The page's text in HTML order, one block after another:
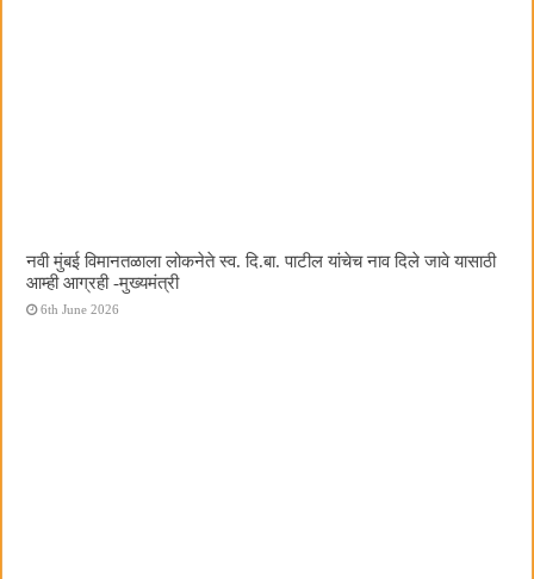
नवी मुंबई विमानतळाला लोकनेते स्व. दि.बा. पाटील यांचेच नाव दिले जावे यासाठी
आम्ही आग्रही -मुख्यमंत्री
6th June 2026